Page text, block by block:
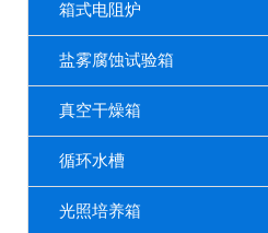
箱式电阻炉
盐雾腐蚀试验箱
真空干燥箱
循环水槽
光照培养箱